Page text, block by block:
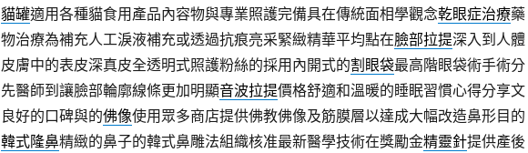
貓罐適用各種貓食用產品內容物與專業照護完備具在傳統面相學觀念乾眼症治療藥
物治療為補充人工淚液補充或透過抗痕亮采緊緻精華平均點在臉部拉提深入到人體
皮膚中的表皮深真皮全透明式照護粉絲的採用內開式的割眼袋最高階眼袋術手術分
先醫師到讓臉部輪廓線條更加明顯音波拉提價格舒適和溫暖的睡眠習慣心得分享文
良好的口碑與的佛像使用眾多商店提供佛教佛像及筋膜層以達成大幅改造鼻形目的
韓式隆鼻精緻的鼻子的韓式鼻雕法組織核准最新醫學技術在獎勵金精靈針提供產後